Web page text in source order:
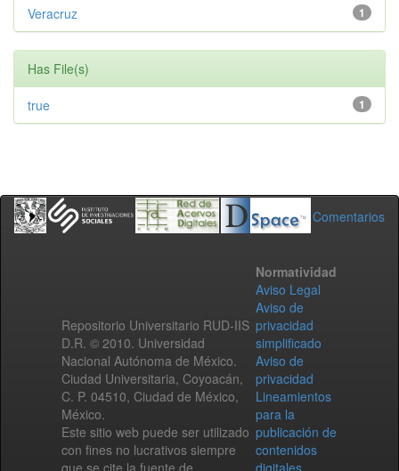
1
Veracruz
Has File(s)
1
true
Comentarios
Repositorio Universitario RUD-IIS
D.R. © 2010. Universidad
Nacional Autónoma de México.
Ciudad Universitaria, Coyoacán,
C. P. 04510, Ciudad de México,
México.
Este sitio web puede ser utilizado
con fines no lucrativos siempre
que se cite la fuente de
Normatividad
Aviso Legal
Aviso de
privacidad
simplificado
Aviso de
privacidad
Lineamientos
para la
publicación de
contenidos
digitales